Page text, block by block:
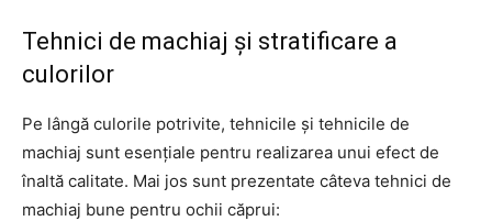
Tehnici de machiaj și stratificare a
culorilor
Pe lângă culorile potrivite, tehnicile și tehnicile de
machiaj sunt esențiale pentru realizarea unui efect de
înaltă calitate. Mai jos sunt prezentate câteva tehnici de
machiaj bune pentru ochii căprui: